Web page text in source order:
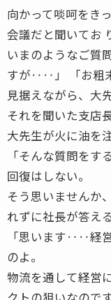
向かって啖呵をき
会議だと聞いてお
いまのようなご質
すが‥‥」 「お粗
見据えながら、大
それを聞いた支店
大先生が火に油を
「そんな質問を
回復はしない。
そう思いませんか
れずに社長が答える
「思います‥‥経
のよ。
物流を通して経営